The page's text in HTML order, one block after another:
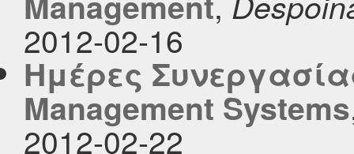
2012-02-16
Ημέρες
Management Systems
2012-02-22